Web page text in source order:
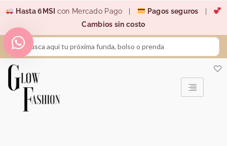
contenido
Hasta 6MSI con Mercado Pago | Pagos seguros
Cambios sin costo
Search
...